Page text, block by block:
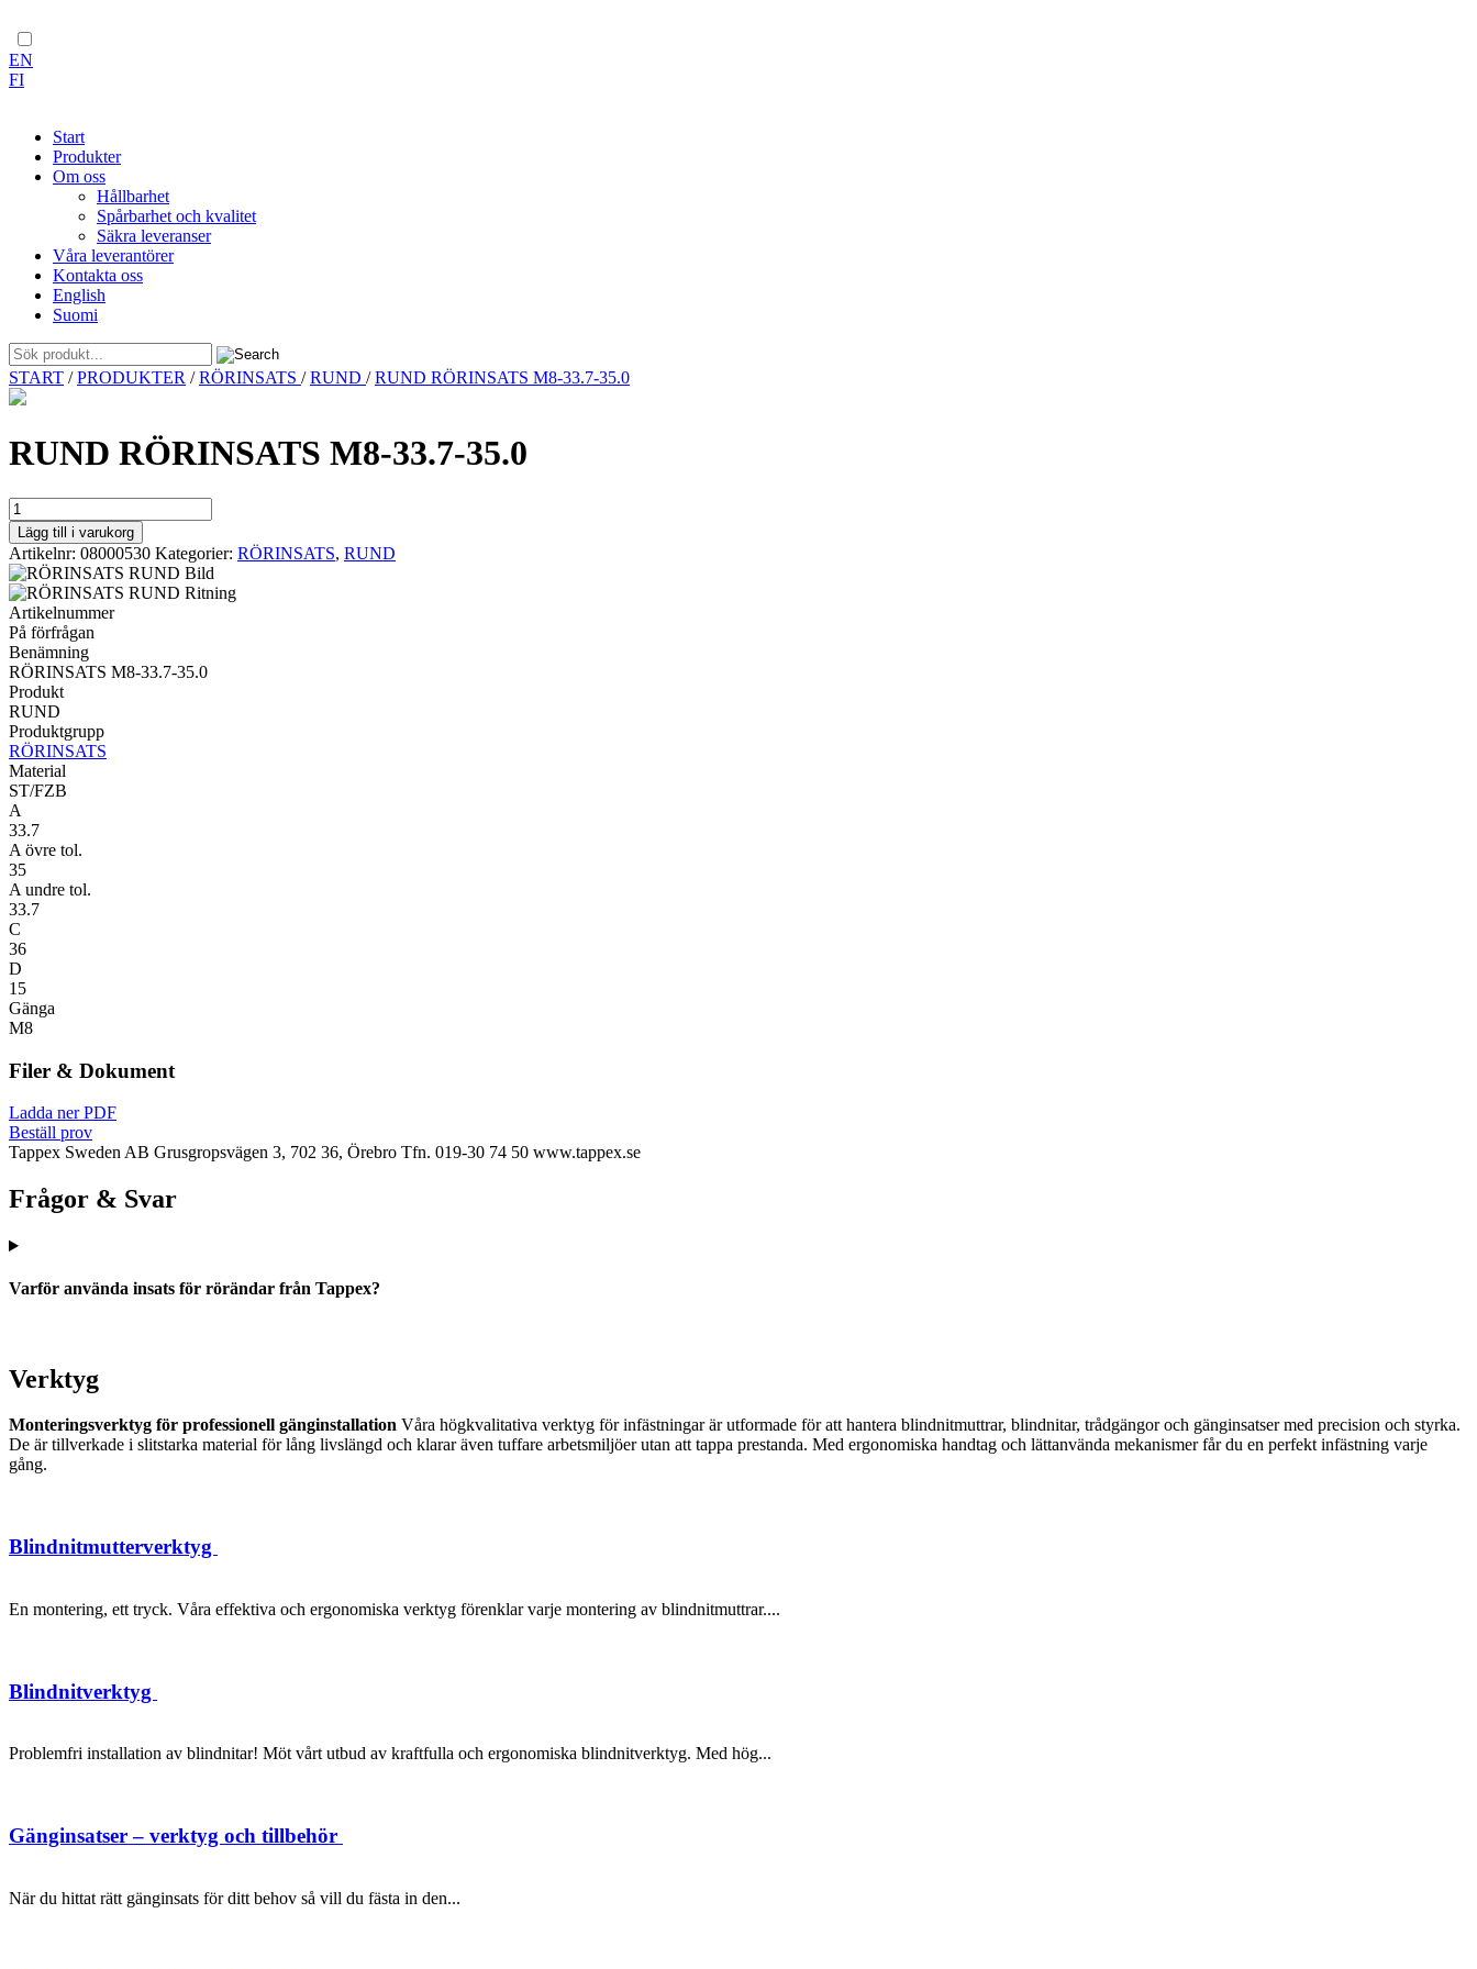
EN
FI
Start
Produkter
Om oss
Hållbarhet
Spårbarhet och kvalitet
Säkra leveranser
Våra leverantörer
Kontakta oss
English
Suomi
Skip
to
START /PRODUKTER /RÖRINSATS /RUND /RUND RÖRINSATS M8-33.7-35.0
RUND RÖRINSATS M8-33.7-35.0
RUND
RÖRINSATS
M8-
33.7-
35.0
mängd
Lägg till i varukorg
Artikelnr: 08000530 Kategorier: RÖRINSATS, RUND
Artikelnummer
På förfrågan
Benämning
RÖRINSATS M8-33.7-35.0
Produkt
RUND
Produktgrupp
RÖRINSATS
Material
ST/FZB
A
33.7
A övre tol.
35
A undre tol.
33.7
C
36
D
15
Gänga
M8
Filer & Dokument
Ladda ner PDF
Beställ prov
Tappex Sweden AB Grusgropsvägen 3, 702 36, Örebro Tfn. 019-30 74 50 www.tappex.se
Frågor & Svar
Varför använda insats för rörändar från Tappex?
Verktyg
Monteringsverktyg för professionell gänginstallation Våra högkvalitativa verktyg för infästningar är utformade för att hantera blindnitmuttrar, blindnitar, trådgängor och gänginsatser med precision och styrka.
De är tillverkade i slitstarka material för lång livslängd och klarar även tuffare arbetsmiljöer utan att tappa prestanda. Med ergonomiska handtag och lättanvända mekanismer får du en perfekt infästning varje
gång.
Blindnitmutterverktyg
En montering, ett tryck. Våra effektiva och ergonomiska verktyg förenklar varje montering av blindnitmuttrar....
Blindnitverktyg
Problemfri installation av blindnitar! Möt vårt utbud av kraftfulla och ergonomiska blindnitverktyg. Med hög...
Gänginsatser – verktyg och tillbehör
När du hittat rätt gänginsats för ditt behov så vill du fästa in den...